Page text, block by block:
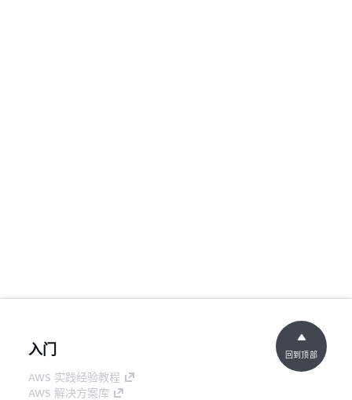
入门
AWS 实践经验教程
AWS 解决方案库
回到顶部